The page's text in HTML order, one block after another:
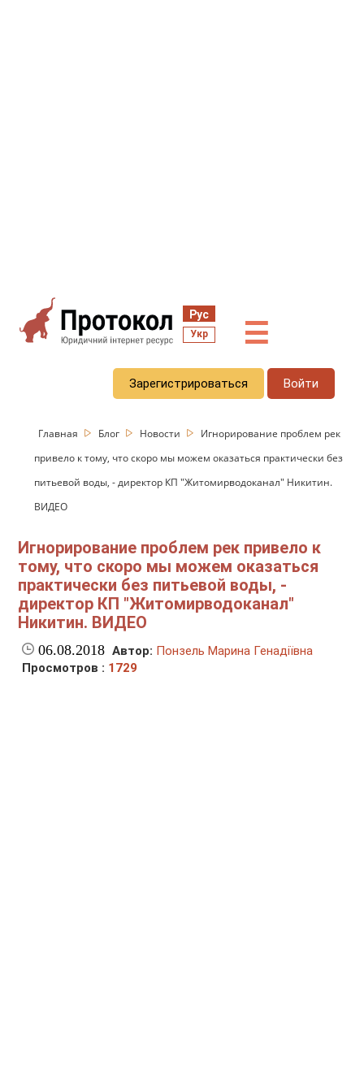
Рус
Укр ☰
Зарегистрироваться Войти
Главная Блог Новости
Игнорирование проблем рек
привело к тому, что скоро мы можем оказаться практически без
питьевой воды, - директор КП "Житомирводоканал" Никитин.
ВИДЕО
Игнорирование проблем рек привело к
тому, что скоро мы можем оказаться
практически без питьевой воды, -
директор КП "Житомирводоканал"
Никитин. ВИДЕО
06.08.2018 Автор: Понзель Марина Генадіївна
Просмотров : 1729